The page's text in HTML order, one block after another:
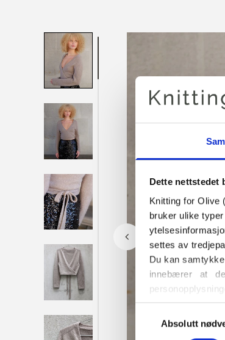
Dette nettstedet
Knitting for Olive
bruker ulike
settes av
Du kan
innebærer at
Du kan når som
også finner
Absolutt